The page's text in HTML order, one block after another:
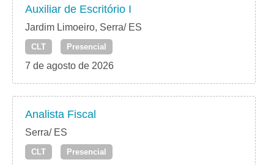
Auxiliar de Escritório I
Jardim Limoeiro, Serra/ ES
CLT Presencial
7 de agosto de 2026
Analista Fiscal
Serra/ ES
CLT Presencial